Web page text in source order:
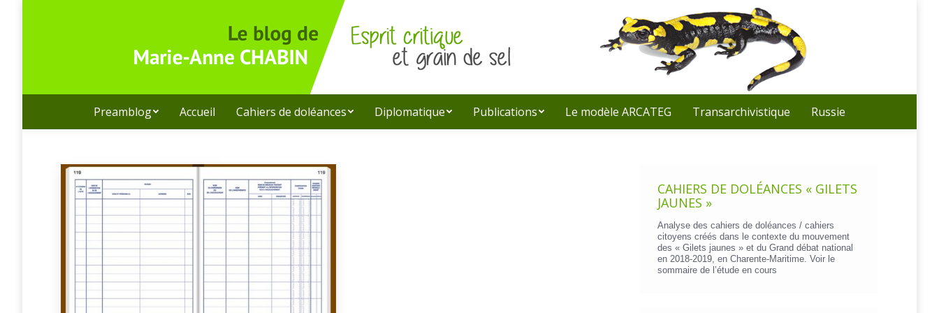
Recherche
:
Preamblog Accueil Cahiers de doléances Diplomatique Publications Le modèle ARCATEG Transarchivistique Russie
CAHIERS DE DOLÉANCES « GILETS
JAUNES »
Analyse des cahiers de doléances / cahiers
citoyens créés dans le contexte du mouvement
des « Gilets jaunes » et du Grand débat national
en 2018-2019, en Charente-Maritime. Voir le
sommaire de l’étude en cours